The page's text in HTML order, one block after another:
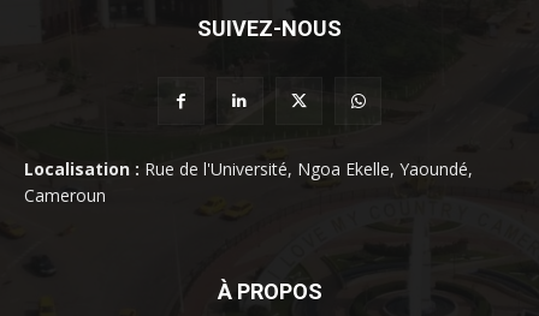
SUIVEZ-NOUS
Localisation : Rue de l'Université, Ngoa Ekelle, Yaoundé,
Cameroun
À PROPOS